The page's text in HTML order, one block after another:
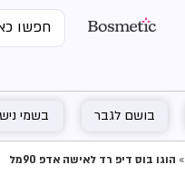
בושם לגבר בשמי נישה
הוגו בוס דיפ רד לאישה אדפ 90מל